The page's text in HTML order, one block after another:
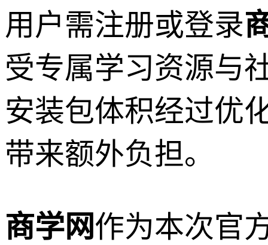
用户需注册或登录
受专属学习资源与
安装包体积经过优
带来额外负担。
商学网作为本次官